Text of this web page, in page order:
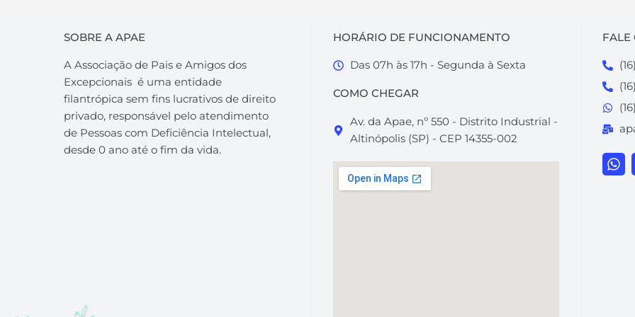
SOBRE A APAE
A Associação de Pais e Amigos dos
Excepcionais é uma entidade
filantrópica sem fins lucrativos de direito
privado, responsável pelo atendimento
de Pessoas com Deficiência Intelectual,
desde 0 ano até o fim da vida.
HORÁRIO DE FUNCIONAMENTO
Das 07h às 17h - Segunda à Sexta
COMO CHEGAR
Av. da Apae, nº 550 - Distrito Industrial -
Altinópolis (SP) - CEP 14355-002
FALE
W
h